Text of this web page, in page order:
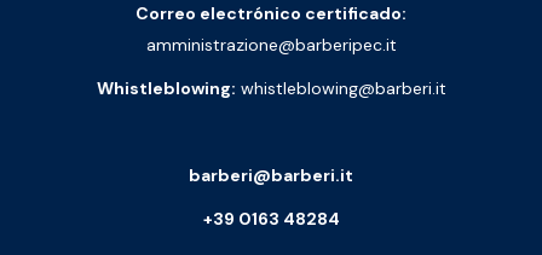
Correo electrónico certificado:
amministrazione@barberipec.it
Whistleblowing: whistleblowing@barberi.it
barberi@barberi.it
+39 0163 48284